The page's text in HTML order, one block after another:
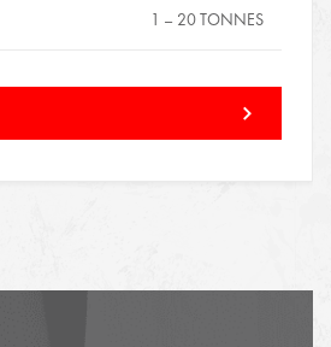
1 – 20 TONNES